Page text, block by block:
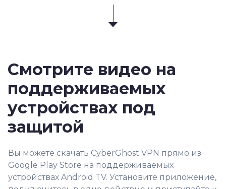
Смотрите видео на
поддерживаемых
устройствах под
защитой
Вы можете скачать CyberGhost VPN прямо из
Google Play Store на поддерживаемых
устройствах Android TV. Установите приложение,